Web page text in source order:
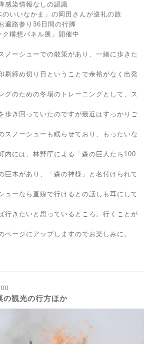
感染情報なしの認識
いいなかま」の岡田さんが巡礼の旅
遍路参り36日間の行脚
構想パネル展」開催中
ノーシューでの散策があり、一緒に歩きた
刷締め切り日ということで余裕がなく出発
グのための冬場のトレーニングとして、ス
歩き回っていたのですが最近はすっかりご
スノーシューも眠らせており、もったいな
内には、林野庁による「森の巨人たち100
巨木があり、「森の神様」と名付けられて
ューなら直線で行けるとの話しも耳にして
行きたいと思っているところ。行くことが
ページにアップしますのでお楽しみに。
の観光の行方ほか